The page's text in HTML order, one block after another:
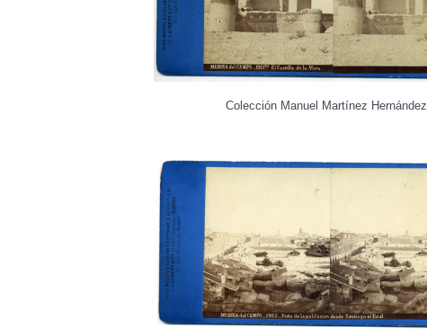
Colección Manuel Martínez Hernández